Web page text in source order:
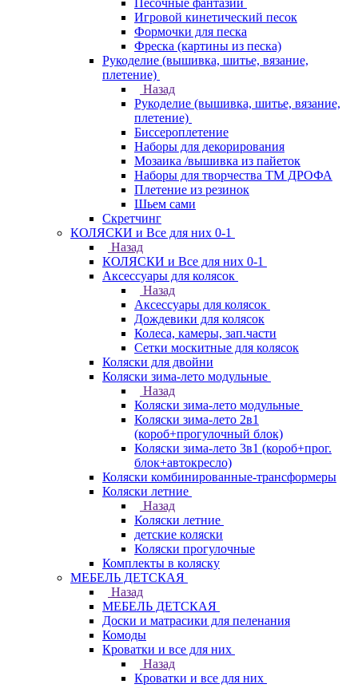
Песочные фантазии
Игровой кинетический песок
Формочки для песка
Фреска (картины из песка)
Рукоделие (вышивка, шитье, вязание,
плетение)
Назад
Рукоделие (вышивка, шитье, вязание,
плетение)
Биссероплетение
Наборы для декорирования
Мозаика /вышивка из пайеток
Наборы для творчества ТМ ДРОФА
Плетение из резинок
Шьем сами
Скретчинг
КОЛЯСКИ и Все для них 0-1
Назад
КОЛЯСКИ и Все для них 0-1
Аксессуары для колясок
Назад
Аксессуары для колясок
Дождевики для колясок
Колеса, камеры, зап.части
Сетки москитные для колясок
Коляски для двойни
Коляски зима-лето модульные
Назад
Коляски зима-лето модульные
Коляски зима-лето 2в1
(короб+прогулочный блок)
Коляски зима-лето 3в1 (короб+прог.
блок+автокресло)
Коляски комбинированные-трансформеры
Коляски летние
Назад
Коляски летние
детские коляски
Коляски прогулочные
Комплекты в коляску
МЕБЕЛЬ ДЕТСКАЯ
Назад
МЕБЕЛЬ ДЕТСКАЯ
Доски и матрасики для пеленания
Комоды
Кроватки и все для них
Назад
Кроватки и все для них